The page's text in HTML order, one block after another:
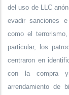
del uso de LLC
evadir sanciones
como el
particular, los
centraron en
con la compra y
arrendamiento de